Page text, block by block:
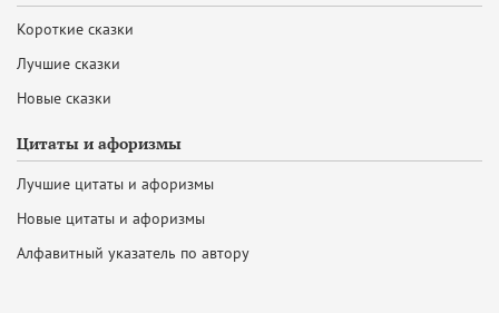
Короткие сказки
Лучшие сказки
Новые сказки
Цитаты и афоризмы
Лучшие цитаты и афоризмы
Новые цитаты и афоризмы
Алфавитный указатель по автору